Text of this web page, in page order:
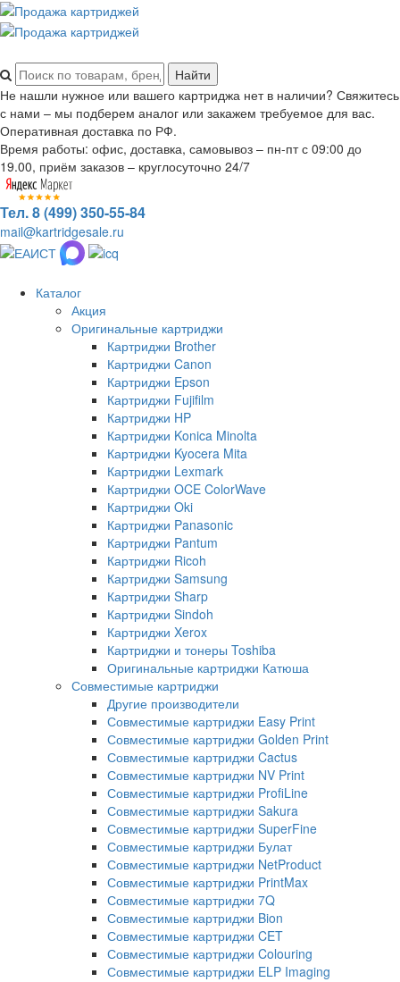
Не нашли нужное или вашего картриджа нет в наличии? Свяжитесь
с нами – мы подберем аналог или закажем требуемое для вас.
Оперативная доставка по РФ.
Время работы: офис, доставка, самовывоз – пн-пт с 09:00 до
19.00, приём заказов – круглосуточно 24/7
Тел. 8 (499) 350-55-84
mail@kartridgesale.ru
Каталог
Акция
Оригинальные картриджи
Картриджи Brother
Картриджи Canon
Картриджи Epson
Картриджи Fujifilm
Картриджи HP
Картриджи Konica Minolta
Картриджи Kyocera Mita
Картриджи Lexmark
Картриджи OCE ColorWave
Картриджи Oki
Картриджи Panasonic
Картриджи Pantum
Картриджи Ricoh
Картриджи Samsung
Картриджи Sharp
Картриджи Sindoh
Картриджи Xerox
Картриджи и тонеры Toshiba
Оригинальные картриджи Катюша
Совместимые картриджи
Другие производители
Совместимые картриджи Easy Print
Совместимые картриджи Golden Print
Совместимые картриджи Cactus
Совместимые картриджи NV Print
Совместимые картриджи ProfiLine
Совместимые картриджи Sakura
Совместимые картриджи SuperFine
Совместимые картриджи Булат
Совместимые картриджи NetProduct
Совместимые картриджи PrintMax
Совместимые картриджи 7Q
Совместимые картриджи Bion
Совместимые картриджи CET
Совместимые картриджи Colouring
Совместимые картриджи ELP Imaging